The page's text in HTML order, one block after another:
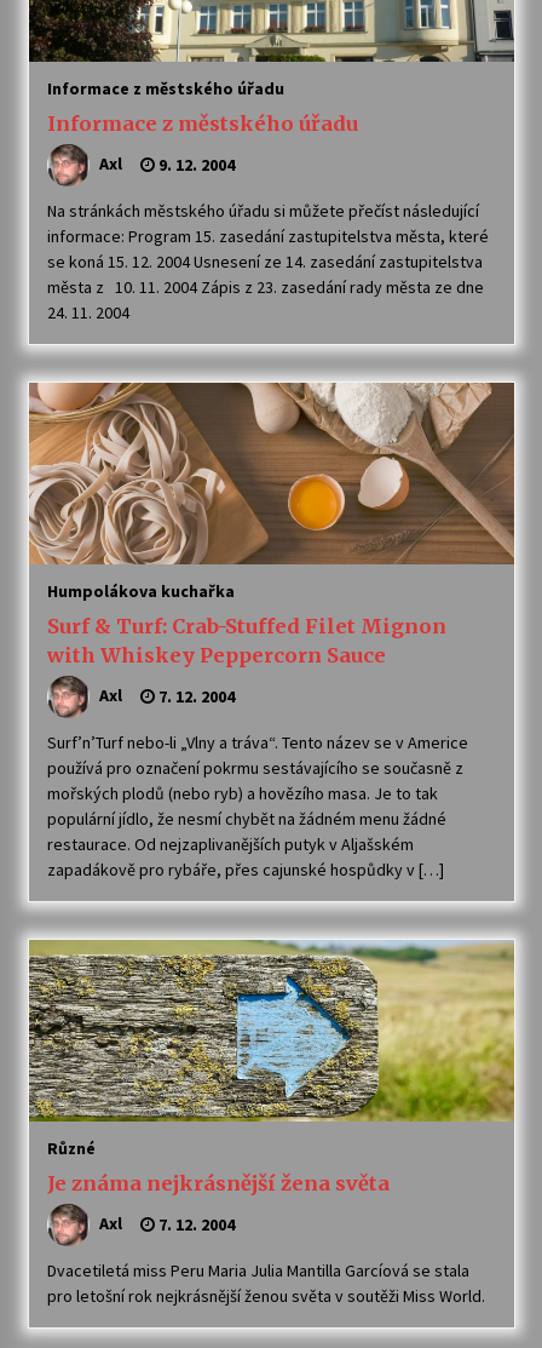
Informace z městského úřadu
Informace z městského úřadu
Axl 9. 12. 2004
Na stránkách městského úřadu si můžete přečíst následující
informace: Program 15. zasedání zastupitelstva města, které
se koná 15. 12. 2004 Usnesení ze 14. zasedání zastupitelstva
města z 10. 11. 2004 Zápis z 23. zasedání rady města ze dne
24. 11. 2004
Humpolákova kuchařka
Surf & Turf: Crab-Stuffed Filet Mignon
with Whiskey Peppercorn Sauce
Axl 7. 12. 2004
Surf’n’Turf nebo-li „Vlny a tráva“. Tento název se v Americe
používá pro označení pokrmu sestávajícího se současně z
mořských plodů (nebo ryb) a hovězího masa. Je to tak
populární jídlo, že nesmí chybět na žádném menu žádné
restaurace. Od nejzaplivanějších putyk v Aljašském
zapadákově pro rybáře, přes cajunské hospůdky v […]
Různé
Je známa nejkrásnější žena světa
Axl 7. 12. 2004
Dvacetiletá miss Peru Maria Julia Mantilla Garcíová se stala
pro letošní rok nejkrásnější ženou světa v soutěži Miss World.